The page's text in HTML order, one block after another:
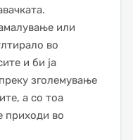
или
во
и би ја
зголемување
а со тоа
приходи во